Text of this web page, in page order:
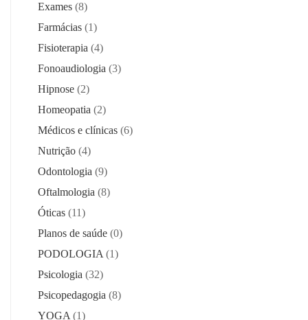
Exames (8)
Farmácias (1)
Fisioterapia (4)
Fonoaudiologia (3)
Hipnose (2)
Homeopatia (2)
Médicos e clínicas (6)
Nutrição (4)
Odontologia (9)
Oftalmologia (8)
Óticas (11)
Planos de saúde (0)
PODOLOGIA (1)
Psicologia (32)
Psicopedagogia (8)
YOGA (1)